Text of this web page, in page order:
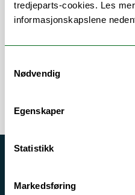
tredjeparts-cookies. Les
informasjonskapslene
Nødvendig
Egenskaper
Statistikk
Markedsføring
Andre
Si ifra!